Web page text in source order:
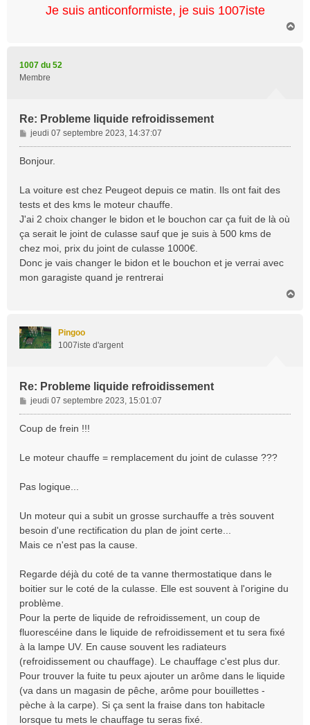
Je suis anticonformiste, je suis 1007iste
1007 du 52
Membre
Re: Probleme liquide refroidissement
M
e
s
g
e
jeudi 07 septembre 2023, 14:37:07
Bonjour.
La voiture est chez Peugeot depuis ce matin. Ils ont fait des
tests et des kms le moteur chauffe.
J'ai 2 choix changer le bidon et le bouchon car ça fuit de là où
ça serait le joint de culasse sauf que je suis à 500 kms de
chez moi, prix du joint de culasse 1000€.
Donc je vais changer le bidon et le bouchon et je verrai avec
mon garagiste quand je rentrerai
Pingoo
1007iste d'argent
Re: Probleme liquide refroidissement
M
e
s
g
jeudi 07 septembre 2023, 15:01:07
Coup de frein !!!
Le moteur chauffe = remplacement du joint de culasse ???
Pas logique...
Un moteur qui a subit un grosse surchauffe a très souvent
besoin d'une rectification du plan de joint certe...
Mais ce n'est pas la cause.
Regarde déjà du coté de ta vanne thermostatique dans le
boitier sur le coté de la culasse. Elle est souvent à l'origine du
problème.
Pour la perte de liquide de refroidissement, un coup de
fluorescéine dans le liquide de refroidissement et tu sera fixé
à la lampe UV. En cause souvent les radiateurs
(refroidissement ou chauffage). Le chauffage c'est plus dur.
Pour trouver la fuite tu peux ajouter un arôme dans le liquide
(va dans un magasin de pêche, arôme pour bouillettes -
pèche à la carpe). Si ça sent la fraise dans ton habitacle
lorsque tu mets le chauffage tu seras fixé.